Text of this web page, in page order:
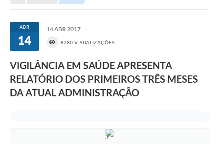
Portal da Transparência
Secretarias
ABR
14
14 ABR 2017
8780 VISUALIZAÇÕES
VIGILÂNCIA EM SAÚDE APRESENTA
RELATÓRIO DOS PRIMEIROS TRÊS MESES
DA ATUAL ADMINISTRAÇÃO